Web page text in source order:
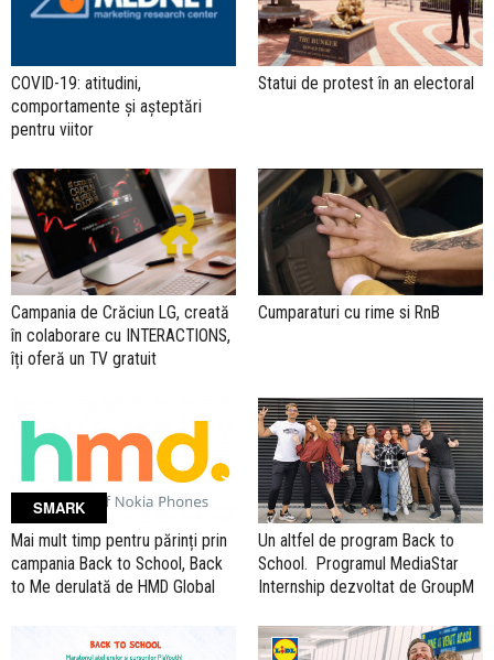
COVID-19: atitudini,
comportamente și așteptări
pentru viitor
Statui de protest în an electoral
Campania de Crăciun LG, creată
în colaborare cu INTERACTIONS,
îți oferă un TV gratuit
Cumparaturi cu rime si RnB
SMARK
Mai mult timp pentru părinți prin
campania Back to School, Back
to Me derulată de HMD Global
Un altfel de program Back to
School. Programul MediaStar
Internship dezvoltat de GroupM